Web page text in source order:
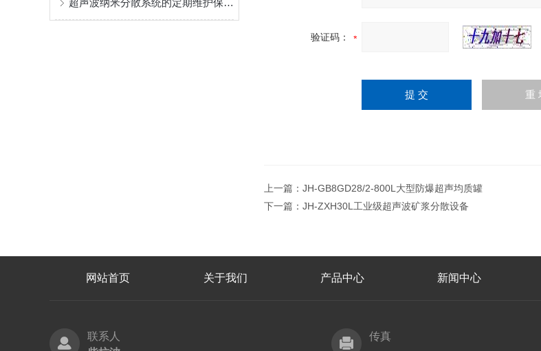
超声波纳米分散系统的定期维护保养方法分享
验证码：
上一篇： JH-GB8GD28/2-800L大型防爆超声均质罐
下一篇： JH-ZXH30L工业级超声波矿浆分散设备
网站首页 关于我们 产品中心 新闻中心
联系人
传真